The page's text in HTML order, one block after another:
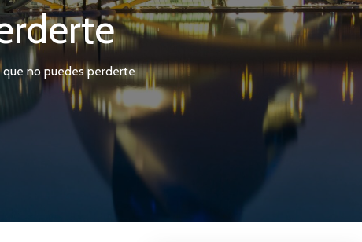
que no puedes perderte